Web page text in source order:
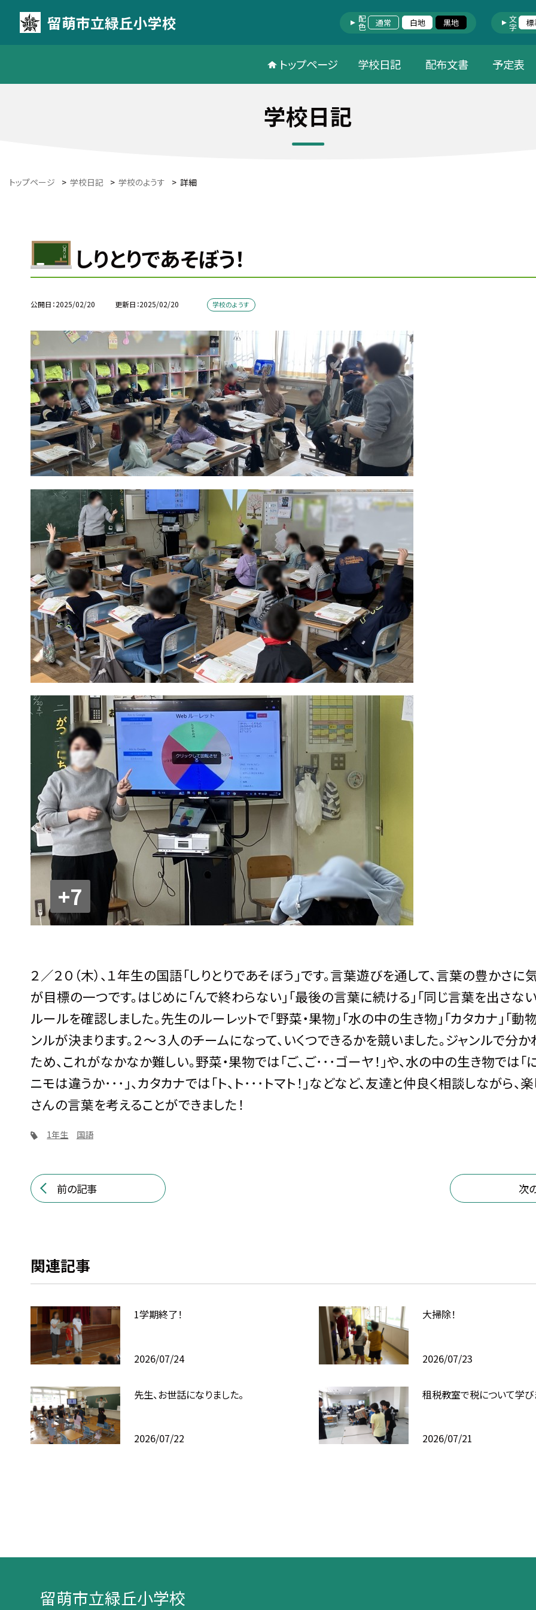
留萌市立緑丘小学校 配色 通常 白地 黒地 文字
トップページ 学校日記 配布文書 予定表
学校日記
トップページ > 学校日記 > 学校のようす > 詳細
しりとりであそぼう！
公開日 2025/02/20 更新日 2025/02/20 学校のようす
+7
２／２０（木）、１年生の国語「しりとりであそぼう」です。言葉遊びを通して、言葉の豊かさに
が目標の一つです。はじめに「んで終わらない」「最後の言葉に続ける」「同じ言葉を出さない
ルールを確認しました。先生のルーレットで「野菜・果物」「水の中の生き物」「カタカナ」「動
ンルが決まります。２～３人のチームになって、いくつできるかを競いました。ジャンルで分
ため、これがなかなか難しい。野菜・果物では「ご、ご･･･ゴーヤ！」や、水の中の生き物では「
ニモは違うか･･･」、カタカナでは「ト、ト･･･トマト！」などなど、友達と仲良く相談しながら、楽
さんの言葉を考えることができました！
1年生 国語
前の記事 次
関連記事
1学期終了！
2026/07/24
大掃除！
2026/07/23
先生、お世話になりました。
2026/07/22
租税教室で税について学び
2026/07/21
留萌市立緑丘小学校